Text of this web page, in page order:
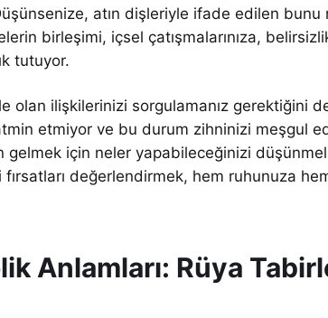
atın dişleriyle ifade edilen bunu
birleşimi, içsel çatışmalarınıza,
tutuyor.
olan ilişkilerinizi sorgulamanız gerektiğini
etmiyor ve bu durum zihninizi meşgul
gelmek için neler yapabileceğinizi
değerlendirmek, hem ruhunuza
Anlamları: Rüya